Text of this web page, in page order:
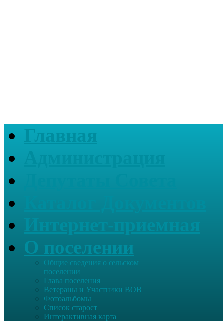
Главная
О поселении
Общие сведения о сельском
поселении
Глава поселения
Ветераны и Участники ВОВ
Фотоальбомы
Список старост
Интерактивная карта